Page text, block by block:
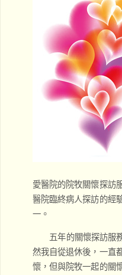
愛醫院的院牧關懷探訪
醫院臨終病人探訪的經
一。
五年的關懷探訪服
然我自從退休後，一直
懷，但與院牧一起的關